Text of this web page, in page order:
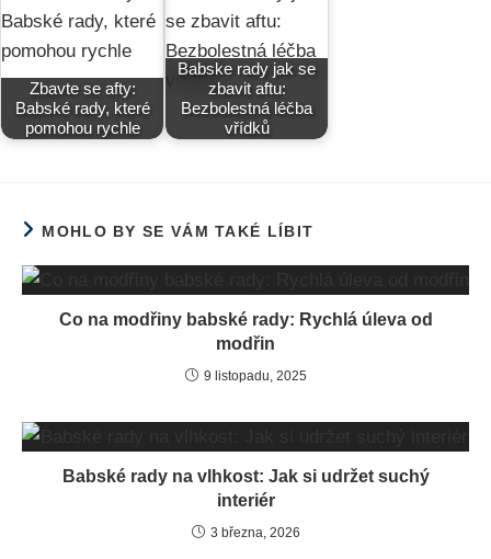
Zbavte se afty:
Babské rady, které
pomohou rychle
Babske rady jak se
zbavit aftu:
Bezbolestná léčba
vřídků
MOHLO BY SE VÁM TAKÉ LÍBIT
Co na modřiny babské rady: Rychlá úleva od
modřin
9 listopadu, 2025
Babské rady na vlhkost: Jak si udržet suchý
interiér
3 března, 2026